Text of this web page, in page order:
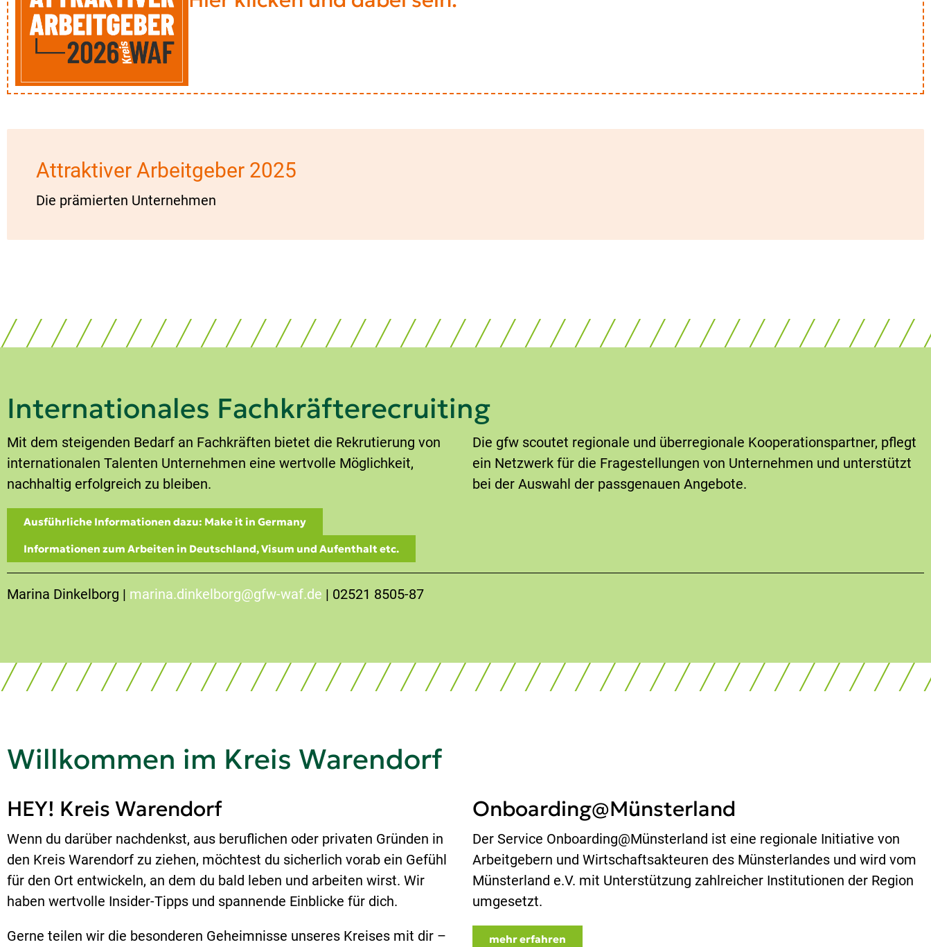
Attraktiver Arbeitgeber 2025
Die prämierten Unternehmen
Internationales Fachkräfterecruiting
Mit dem steigenden Bedarf an Fachkräften bietet die Rekrutierung von
internationalen Talenten Unternehmen eine wertvolle Möglichkeit,
nachhaltig erfolgreich zu bleiben.
Die gfw scoutet regionale und überregionale Kooperationspartner, pflegt
ein Netzwerk für die Fragestellungen von Unternehmen und unterstützt
bei der Auswahl der passgenauen Angebote.
Ausführliche Informationen dazu: Make it in Germany
Informationen zum Arbeiten in Deutschland, Visum und Aufenthalt etc.
Marina Dinkelborg | marina.dinkelborg@gfw-waf.de | 02521 8505-87
Willkommen im Kreis Warendorf
HEY! Kreis Warendorf
Wenn du darüber nachdenkst, aus beruflichen oder privaten Gründen in
den Kreis Warendorf zu ziehen, möchtest du sicherlich vorab ein Gefühl
für den Ort entwickeln, an dem du bald leben und arbeiten wirst. Wir
haben wertvolle Insider-Tipps und spannende Einblicke für dich.
Gerne teilen wir die besonderen Geheimnisse unseres Kreises mit dir –
Onboarding@Münsterland
Der Service Onboarding@Münsterland ist eine regionale Initiative von
Arbeitgebern und Wirtschaftsakteuren des Münsterlandes und wird vom
Münsterland e.V. mit Unterstützung zahlreicher Institutionen der Region
umgesetzt.
mehr erfahren